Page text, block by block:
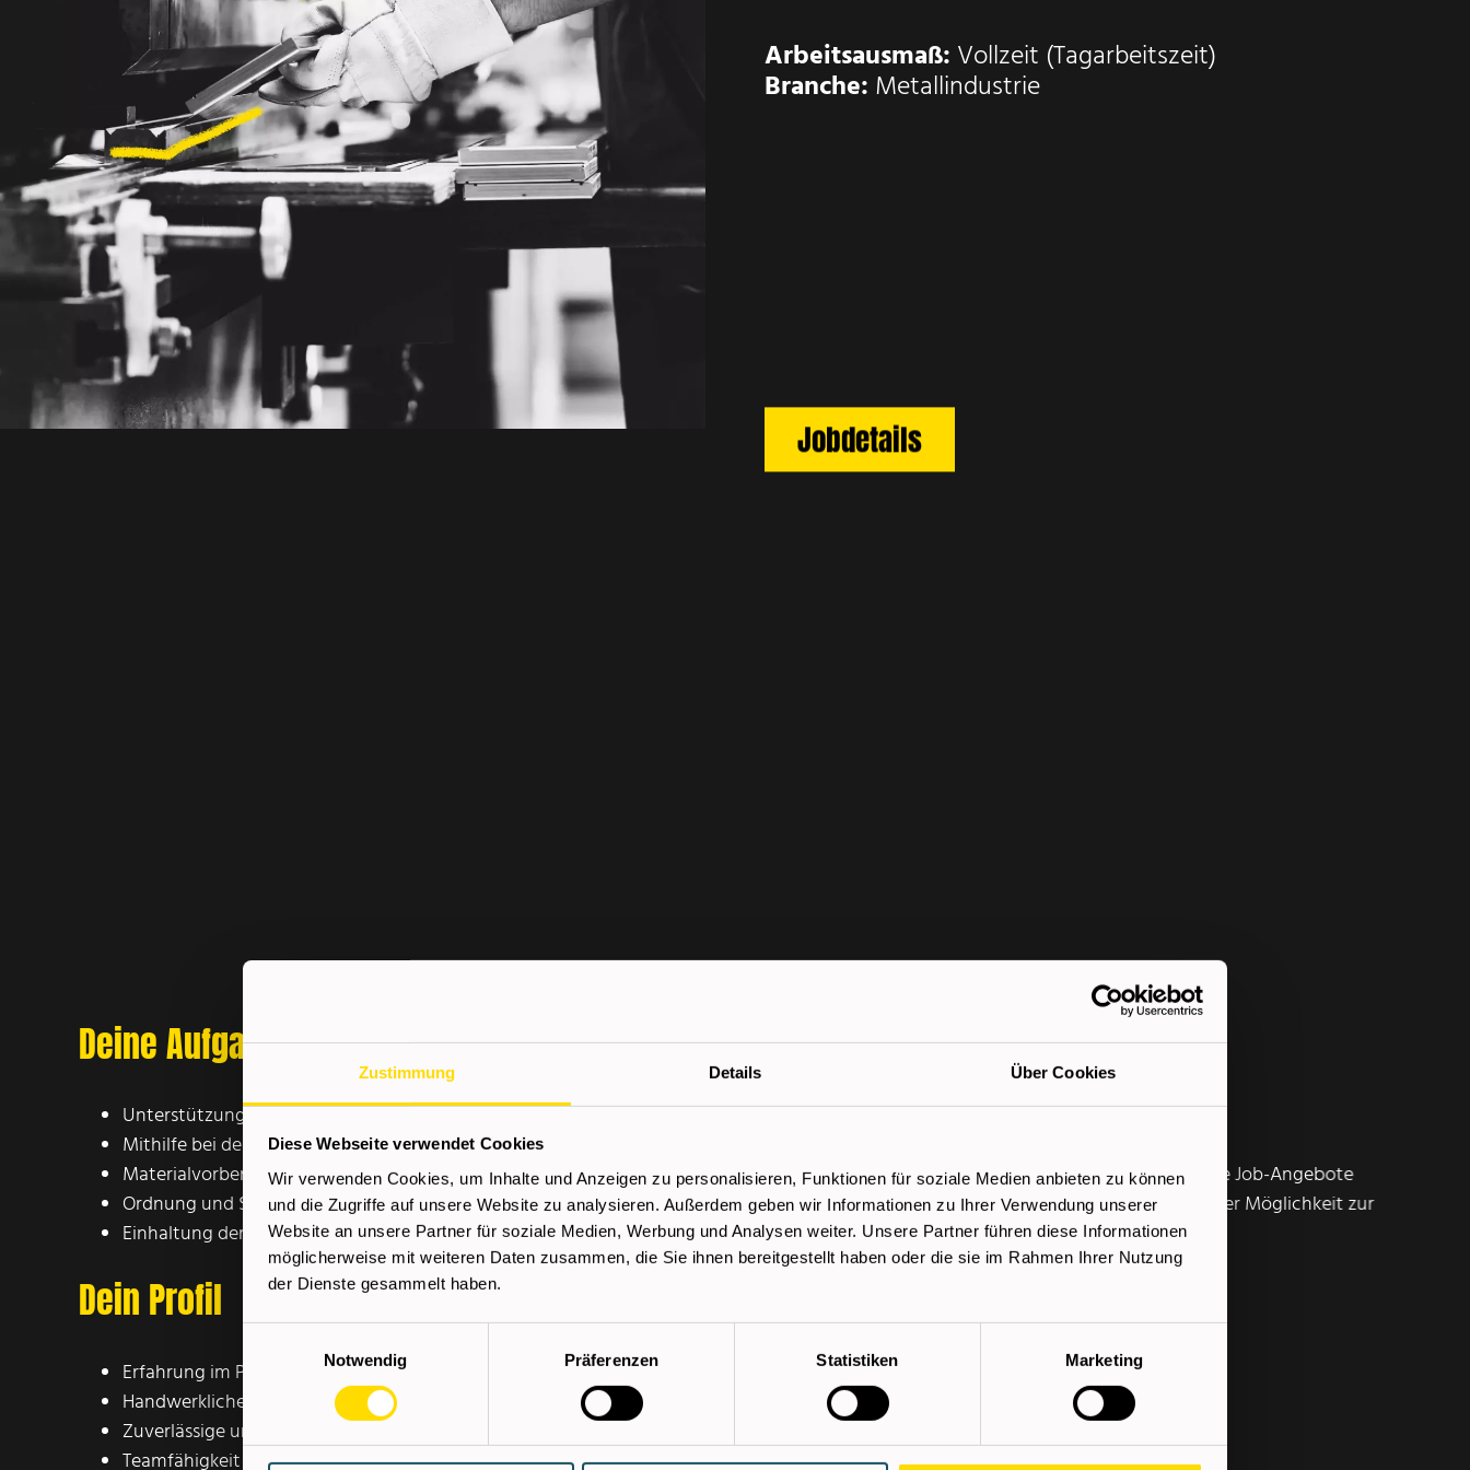
Zustimmung Details Über Cookies
Diese Webseite verwendet Cookies
Wir verwenden Cookies, um Inhalte und Anzeigen zu personalisieren, Funktionen für soziale Medien anbieten zu können
und die Zugriffe auf unsere Website zu analysieren. Außerdem geben wir Informationen zu Ihrer Verwendung unserer
Website an unsere Partner für soziale Medien, Werbung und Analysen weiter. Unsere Partner führen diese Informationen
möglicherweise mit weiteren Daten zusammen, die Sie ihnen bereitgestellt haben oder die sie im Rahmen Ihrer Nutzung
der Dienste gesammelt haben.
Notwendig
Präferenzen Statistiken Marketing
Arbeitsausmaß: Vollzeit (Tagarbeitszeit)
Branche: Metallindustrie
Jobdetails
Deine Aufgaben
Unterstützung der Metallfacharbeiter
Mithilfe bei der Bearbeitung und Montage von Metallteilen
Materialvorbereitung und einfache Produktionstätigkeiten
Ordnung und Sauberkeit im Arbeitsbereich
Einhaltung der Sicherheitsvorschriften
Dein Profil
Erfahrung im Produktions- oder Metallbereich von Vorteil
Handwerkliches Geschick und Einsatzbereitschaft
Zuverlässige und sorgfältige Arbeitsweise
Teamfähigkeit
Wir bieten
Kostenloser Kompetenzcheck
Top-Verdienstmöglichkeiten durch individualisierte Job-Angebote
Dauerstellen in renommierten Unternehmen mit der Möglichkeit zur
Übernahme
ab € 17,38 brutto/Stunde zzgl. Zulagen lt. KV.
Überzahlung je nach Erfahrung möglich.